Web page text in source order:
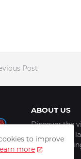
Post
ABOUT US
Discover the
scoop of the
things
to improve
more